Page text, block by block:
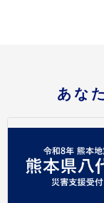
あな